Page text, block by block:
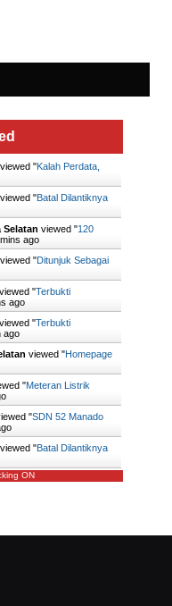
viewed "Kalah Perdata,
viewed "Batal Dilantiknya
Selatan viewed "120
ago
viewed "Ditunjuk Sebagai
viewed "Terbukti
ago
viewed "Terbukti
ago
viewed "Homepage
"Meteran Listrik
"SDN 52 Manado
viewed "Batal Dilantiknya
ON